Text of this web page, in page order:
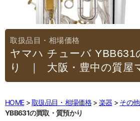
ヤマハ チューバ YBB631
り
｜大阪・豊中の質屋
HOME 取扱品目・相場価格 楽器 その
YBB631の買取・質預かり